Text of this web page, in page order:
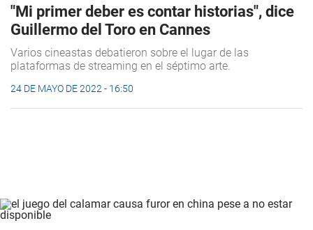
"Mi primer deber es contar historias", dice
Guillermo del Toro en Cannes
Varios cineastas debatieron sobre el lugar de las
plataformas de streaming en el séptimo arte.
24 DE MAYO DE 2022 - 16:50